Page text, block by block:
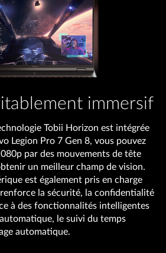
immersif
Tobii Horizon est intégrée
Legion Pro 7 Gen 8, vous pouvez
par des mouvements de tête
un meilleur champ de vision.
est également pris en charge
la sécurité, la confidentialité
à des fonctionnalités intelligentes
le suivi du temps
automatique.